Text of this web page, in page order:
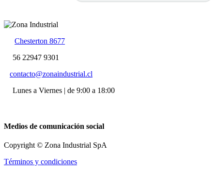
Chesterton 8677
56 22947 9301
contacto@zonaindustrial.cl
Lunes a Viernes | de 9:00 a 18:00
Medios de comunicación social
Copyright © Zona Industrial SpA
Términos y condiciones